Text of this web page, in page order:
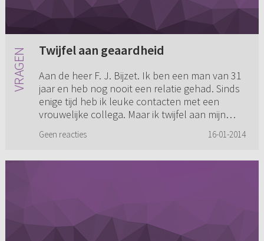
Twijfel aan geaardheid
Aan de heer F. J. Bijzet. Ik ben een man van 31
jaar en heb nog nooit een relatie gehad. Sinds
enige tijd heb ik leuke contacten met een
vrouwelijke collega. Maar ik twijfel aan mijn
Geen reacties 16-01-2014